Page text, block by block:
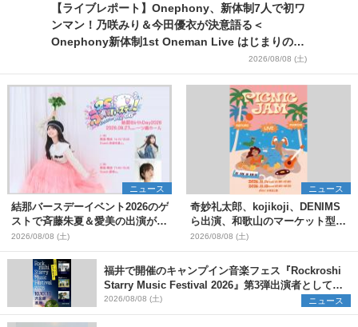
【ライブレポート】Onephony、新体制7人で初ワ
ンマン！乃咲みり＆今田優衣が決意語る＜
Onephony新体制1st Oneman Live はじまりの夏
2026/08/08 (土)
ニュース
結那バースデーイベント2026のゲ
ストで斉藤朱夏＆愛美の出演が決
定
2026/08/08 (土)
ニュース
奇妙礼太郎、kojikoji、DENIMS
ら出演、和歌山のマーケット型野
外イベント『PICNIC JAM
2026』早割チケット発売開始
2026/08/08 (土)
福井で開催のキャンプイン音楽フェス『Rockroshi
Starry Music Festival 2026』第3弾出演者として
SCOOBIE DO、かりゆし58、Reiを発表
2026/08/08 (土) ニュース